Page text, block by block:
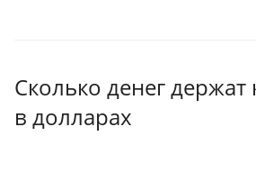
Сколько денег держат
в долларах